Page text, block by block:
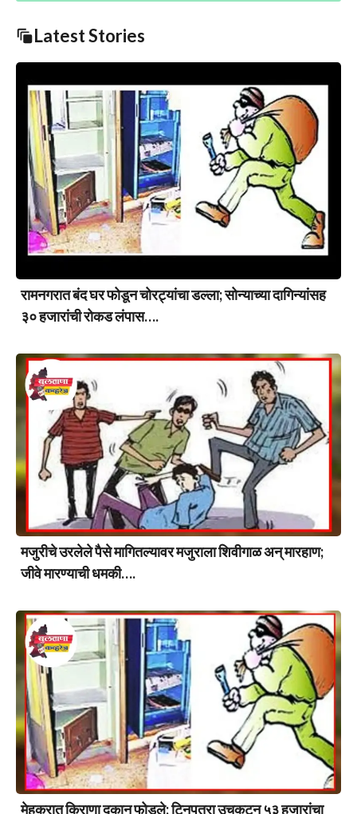
Latest Stories
रामनगरात बंद घर फोडून चोरट्यांचा डल्ला; सोन्याच्या दागिन्यांसह
३० हजारांची रोकड लंपास….
मजुरीचे उरलेले पैसे मागितल्यावर मजुराला शिवीगाळ अन् मारहाण;
जीवे मारण्याची धमकी….
मेहकरात किराणा दुकान फोडले; टिनपत्रा उचकटून ५३ हजारांचा